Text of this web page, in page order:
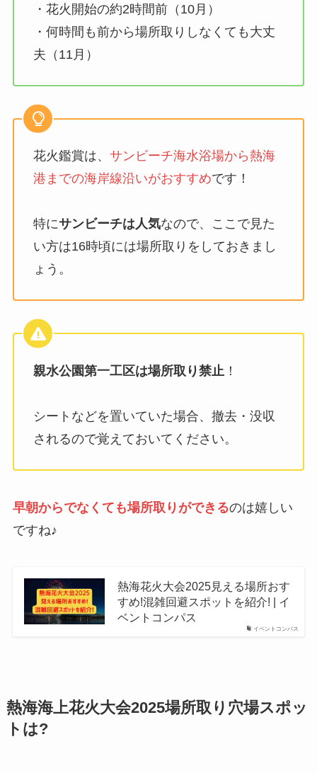
・花火開始の約2時間前（10月）
・何時間も前から場所取りしなくても大丈
夫（11月）
花火鑑賞は、 サンビーチ海水浴場から熱海
港までの海岸線沿いがおすすめです！
特にサンビーチは人気なので、ここで見た
い方は16時頃には場所取りをしておきまし
ょう。
親水公園第一工区は場所取り禁止 ！
シートなどを置いていた場合、撤去・没収
されるので覚えておいてください。
早朝からでなくても場所取りができるのは嬉しい
ですね♪
イベントコンパス
熱海花火大会2025見える場所おす
すめ!混雑回避スポットを紹介! | イ
ベントコンパス
熱海海上花火大会2025場所取り穴場スポッ
トは?